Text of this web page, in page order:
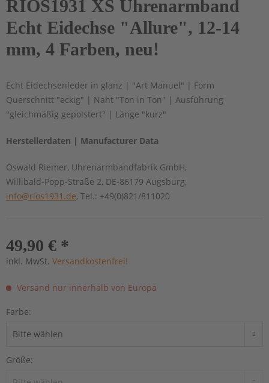
RIOS1931 XS Uhrenarmband
Echt Eidechse "Allure", 12-14
mm, 4 Farben, neu!
Echt Eidechsenleder in glanz | "Art Manuel" | Form
Querschnitt "eckig" | Naht "Ton in Ton" | Ausführung
"gleichmäßig gepolstert" | Länge "kurz"
Herstellerdaten | Manufacturer Data
Oswald Riemer, Uhrenarmbandfabrik GmbH,
Willibald-Popp-Straße 2, DE-86179 Augsburg,
info@rios1931.de, Tel.: +49(0)821/811020
49,90 € *
inkl. MwSt. Versandkostenfrei!
Versand nur innerhalb von Europa
Farbe:
Größe: